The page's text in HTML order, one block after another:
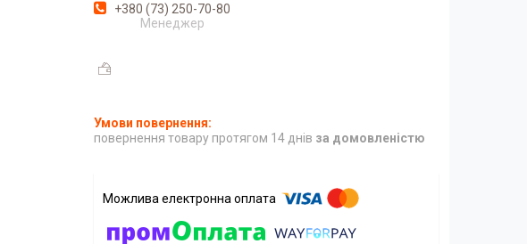
+380 (73) 250-70-80
Менеджер
повернення товару протягом 14 днів за домовленістю